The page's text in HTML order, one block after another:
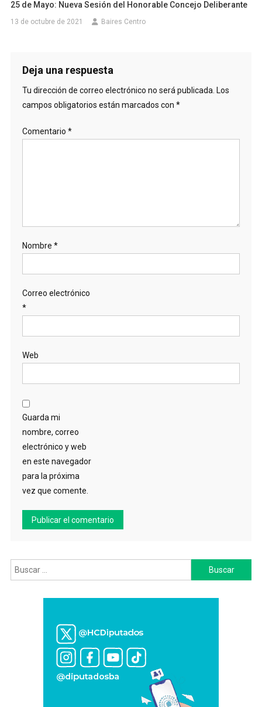
25 de Mayo: Nueva Sesión del Honorable Concejo Deliberante
13 de octubre de 2021 Baires Centro
Deja una respuesta
Tu dirección de correo electrónico no será publicada. Los
campos obligatorios están marcados con *
Comentario *
Nombre *
Correo electrónico
*
Web
Guarda mi
nombre, correo
electrónico y web
en este navegador
para la próxima
vez que comente.
Buscar: